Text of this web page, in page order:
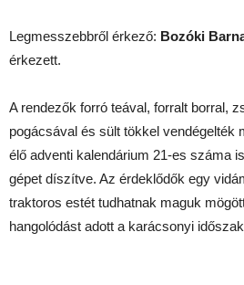
Legmesszebbről érkező: Bozóki
érkezett.
A rendezők forró teával, forralt borral,
pogácsával és sült tökkel vendégelték
élő adventi kalendárium 21-es száma
gépet díszítve. Az érdeklődők egy
traktoros estét tudhatnak maguk
hangolódást adott a karácsonyi